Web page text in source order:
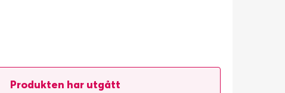
Produkten har utgått